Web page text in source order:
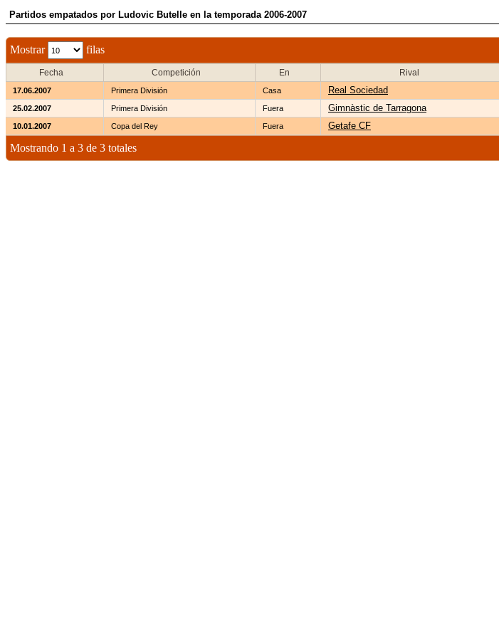
Partidos empatados por Ludovic Butelle en la temporada 2006-2007
Mostrar filas
Fecha Competición En Rival
17.06.2007 Primera División Casa Real Sociedad
25.02.2007 Primera División Fuera Gimnàstic de Tarragona
10.01.2007 Copa del Rey Fuera Getafe CF
Mostrando 1 a 3 de 3 totales